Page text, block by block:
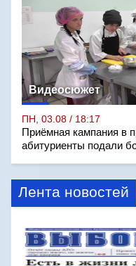
Видеосюжет
ПН, 03.08 / 18:17
Приёмная кампания в
абитуриенты подали
Лента новостей